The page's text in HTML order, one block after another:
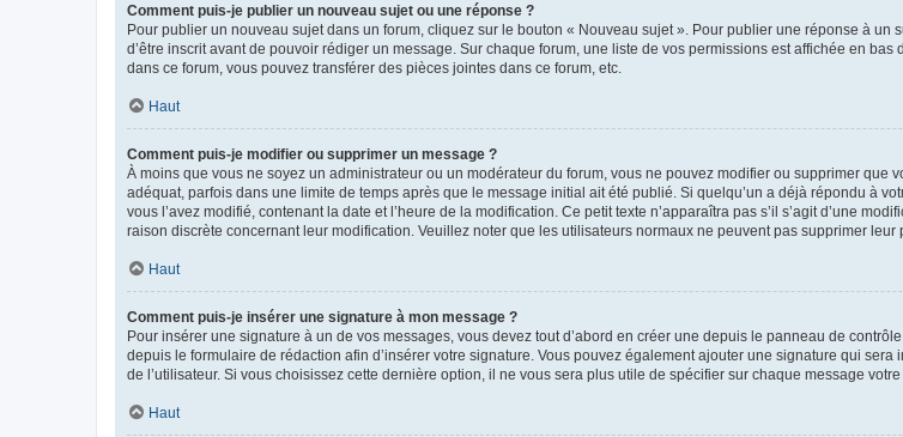
Comment puis-je publier un nouveau sujet ou une réponse ?
Pour publier un nouveau sujet dans un forum, cliquez sur le bouton « Nouveau sujet ». Pour publier une réponse à
d’être inscrit avant de pouvoir rédiger un message. Sur chaque forum, une liste de vos permissions est affichée en
dans ce forum, vous pouvez transférer des pièces jointes dans ce forum, etc.
Haut
Comment puis-je modifier ou supprimer un message ?
À moins que vous ne soyez un administrateur ou un modérateur du forum, vous ne pouvez modifier ou supprimer
adéquat, parfois dans une limite de temps après que le message initial ait été publié. Si quelqu’un a déjà répondu à
vous l’avez modifié, contenant la date et l’heure de la modification. Ce petit texte n’apparaîtra pas s’il s’agit d’une
raison discrète concernant leur modification. Veuillez noter que les utilisateurs normaux ne peuvent pas supprimer leur
Haut
Comment puis-je insérer une signature à mon message ?
Pour insérer une signature à un de vos messages, vous devez tout d’abord en créer une depuis le panneau de
depuis le formulaire de rédaction afin d’insérer votre signature. Vous pouvez également ajouter une signature qui
de l’utilisateur. Si vous choisissez cette dernière option, il ne vous sera plus utile de spécifier sur chaque message votre
Haut